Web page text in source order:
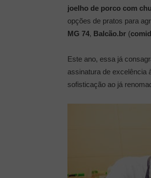
joelho de porco com
opções de pratos para
MG 74, Balcão.br (
Este ano, essa já
assinatura de excelência
sofisticação ao já